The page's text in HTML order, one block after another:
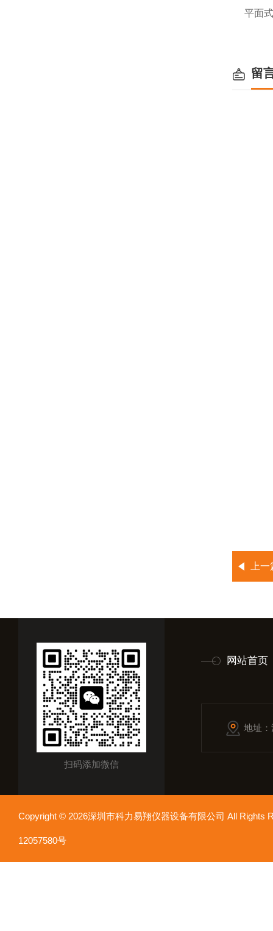
平面
留
上
扫码添加微信
网站首页
地址
Copyright © 2026深圳市科力易翔仪器设备有限公司 All
12057580号